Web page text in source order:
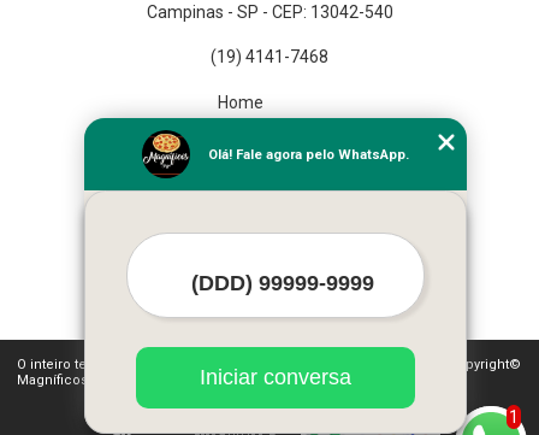
Campinas - SP - CEP: 13042-540
(19) 4141-7468
Home
Missão
O inteiro teor deste site está sujeito à proteção de direitos autorais. Copyright©
Magníficos Pizza (Lei 9610 de 19/02/1998)
1
Olá! Fale agora pelo WhatsApp.
Iniciar conversa